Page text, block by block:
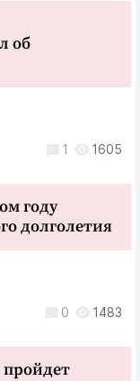
об
1 1605
году
долголетия
0 1483